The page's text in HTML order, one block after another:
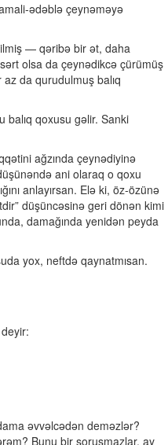
ədəblə çeynəməyə
— qəribə bir ət, daha
olsa da çeynədikcə çürümüş
az da qurudulmuş balıq
balıq qoxusu gəlir. Sanki
ağzında çeynədiyinə
ani olaraq o qoxu
anlayırsan. Elə ki, öz-özünə
düşüncəsinə geri dönən kimi
damağında yenidən peyda
yox, neftdə qaynatmısan.
əvvəlcədən deməzlər?
Bunu bir soruşmazlar, ay